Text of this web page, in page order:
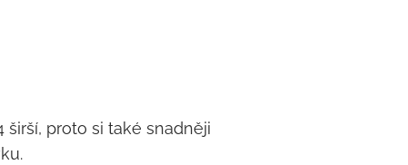
širší, proto si také snadněji